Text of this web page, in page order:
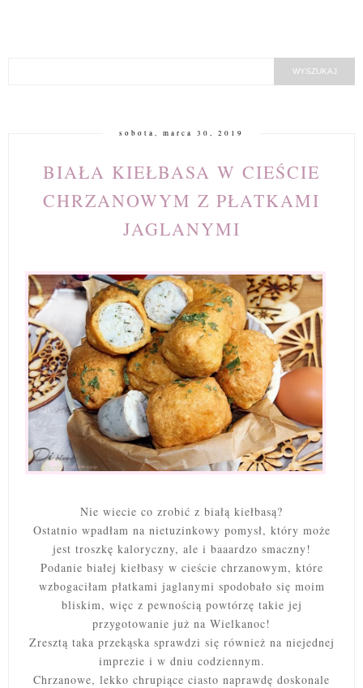
sobota, marca 30, 2019
BIAŁA KIEŁBASA W CIEŚCIE
CHRZANOWYM Z PŁATKAMI
JAGLANYMI
Nie wiecie co zrobić z białą kiełbasą?
Ostatnio wpadłam na nietuzinkowy pomysł, który może
jest troszkę kaloryczny, ale i baaardzo smaczny!
Podanie białej kiełbasy w cieście chrzanowym, które
wzbogaciłam płatkami jaglanymi spodobało się moim
bliskim, więc z pewnością powtórzę takie jej
przygotowanie już na Wielkanoc!
Zresztą taka przekąska sprawdzi się również na niejednej
imprezie i w dniu codziennym.
Chrzanowe, lekko chrupiące ciasto naprawdę doskonale